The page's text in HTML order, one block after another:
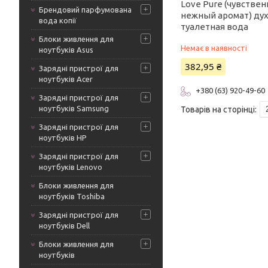
Брендовий парфумована
вода копії
Блоки живлення для
ноутбуків Asus
Зарядні пристрої для
ноутбуків Acer
Зарядні пристрої для
ноутбуків Samsung
Зарядні пристрої для
ноутбуків HP
Зарядні пристрої для
ноутбуків Lenovo
Блоки живлення для
ноутбуків Toshiba
Зарядні пристрої для
ноутбуків Dell
Блоки живлення для
ноутбуків
Love Pure
нежный аромат)
туалетная вода
Немає в наявності
382,95 ₴
+380 (63) 920-49-60